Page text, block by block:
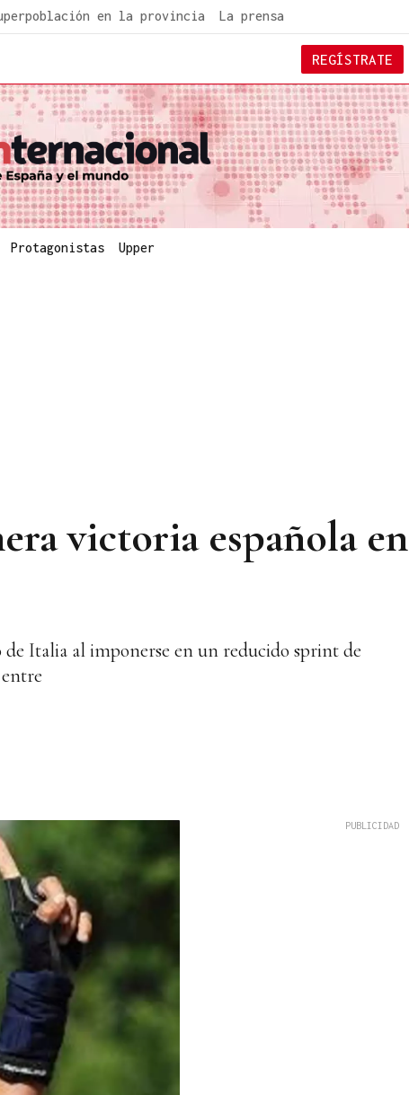
en la provincia La prensa
REGÍSTRATE
Protagonistas Upper
victoria española en
Italia al imponerse en un reducido sprint de